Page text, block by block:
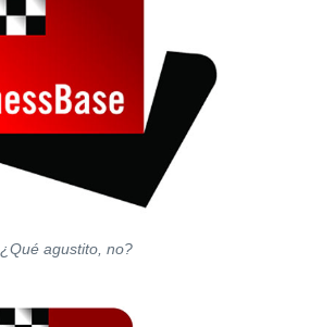
¿Qué agustito, no?